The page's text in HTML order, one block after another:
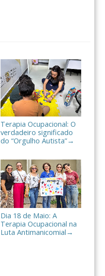
Terapia Ocupacional: O
verdadeiro significado
do “Orgulho Autista”→
Dia 18 de Maio: A
Terapia Ocupacional na
Luta Antimanicomial →